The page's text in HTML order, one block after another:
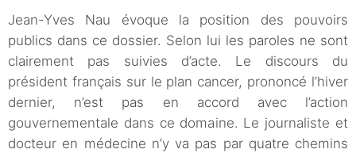
Jean-Yves Nau évoque la position des pouvoirs
publics dans ce dossier. Selon lui les paroles ne sont
clairement pas suivies d’acte. Le discours du
président français sur le plan cancer, prononcé l’hiver
dernier, n’est pas en accord avec l’action
gouvernementale dans ce domaine. Le journaliste et
docteur en médecine n’y va pas par quatre chemins